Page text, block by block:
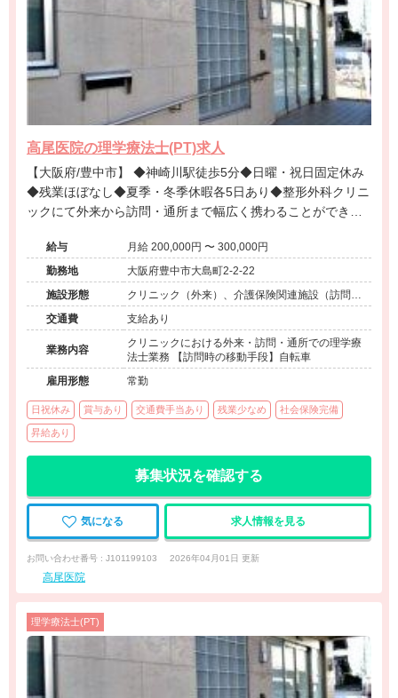
高尾医院の理学療法士(PT)求人
【大阪府/豊中市】 ◆神崎川駅徒歩5分◆日曜・祝日固定休み
◆残業ほぼなし◆夏季・冬季休暇各5日あり◆整形外科クリニ
ックにて外来から訪問・通所まで幅広く携わることができま
給与
月給 200,000円 〜 300,000円
勤務地
大阪府豊中市大島町2-2-22
施設形態
クリニック（外来）、介護保険関連施設（訪問看
護・リハ）
交通費 支給あり
業務内容
クリニックにおける外来・訪問・通所での理学療
法士業務 【訪問時の移動手段】自転車
雇用形態
常勤
日祝休み 賞与あり 交通費手当あり 残業少なめ 社会保険完備
昇給あり
募集状況を確認する
気になる 求人情報を見る
お問い合わせ番号 : J101199103 2026年04月01日 更新
高尾医院
理学療法士(PT)